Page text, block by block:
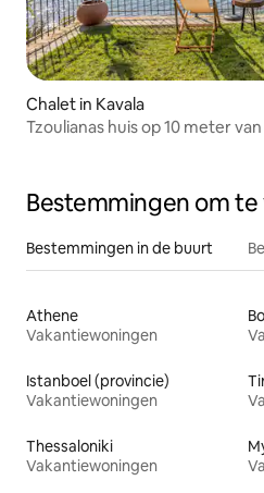
Chalet in Kavala
Tzoulianas huis op 10 meter
Bestemmingen om
Bestemmingen in de buurt
Athene
Vakantiewoningen
Istanboel (provincie)
Vakantiewoningen
Thessaloniki
Vakantiewoningen